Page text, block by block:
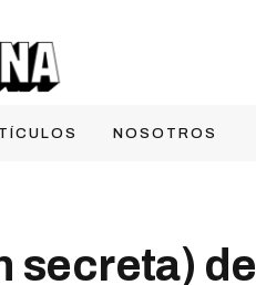
NOSOTROS
secreta)